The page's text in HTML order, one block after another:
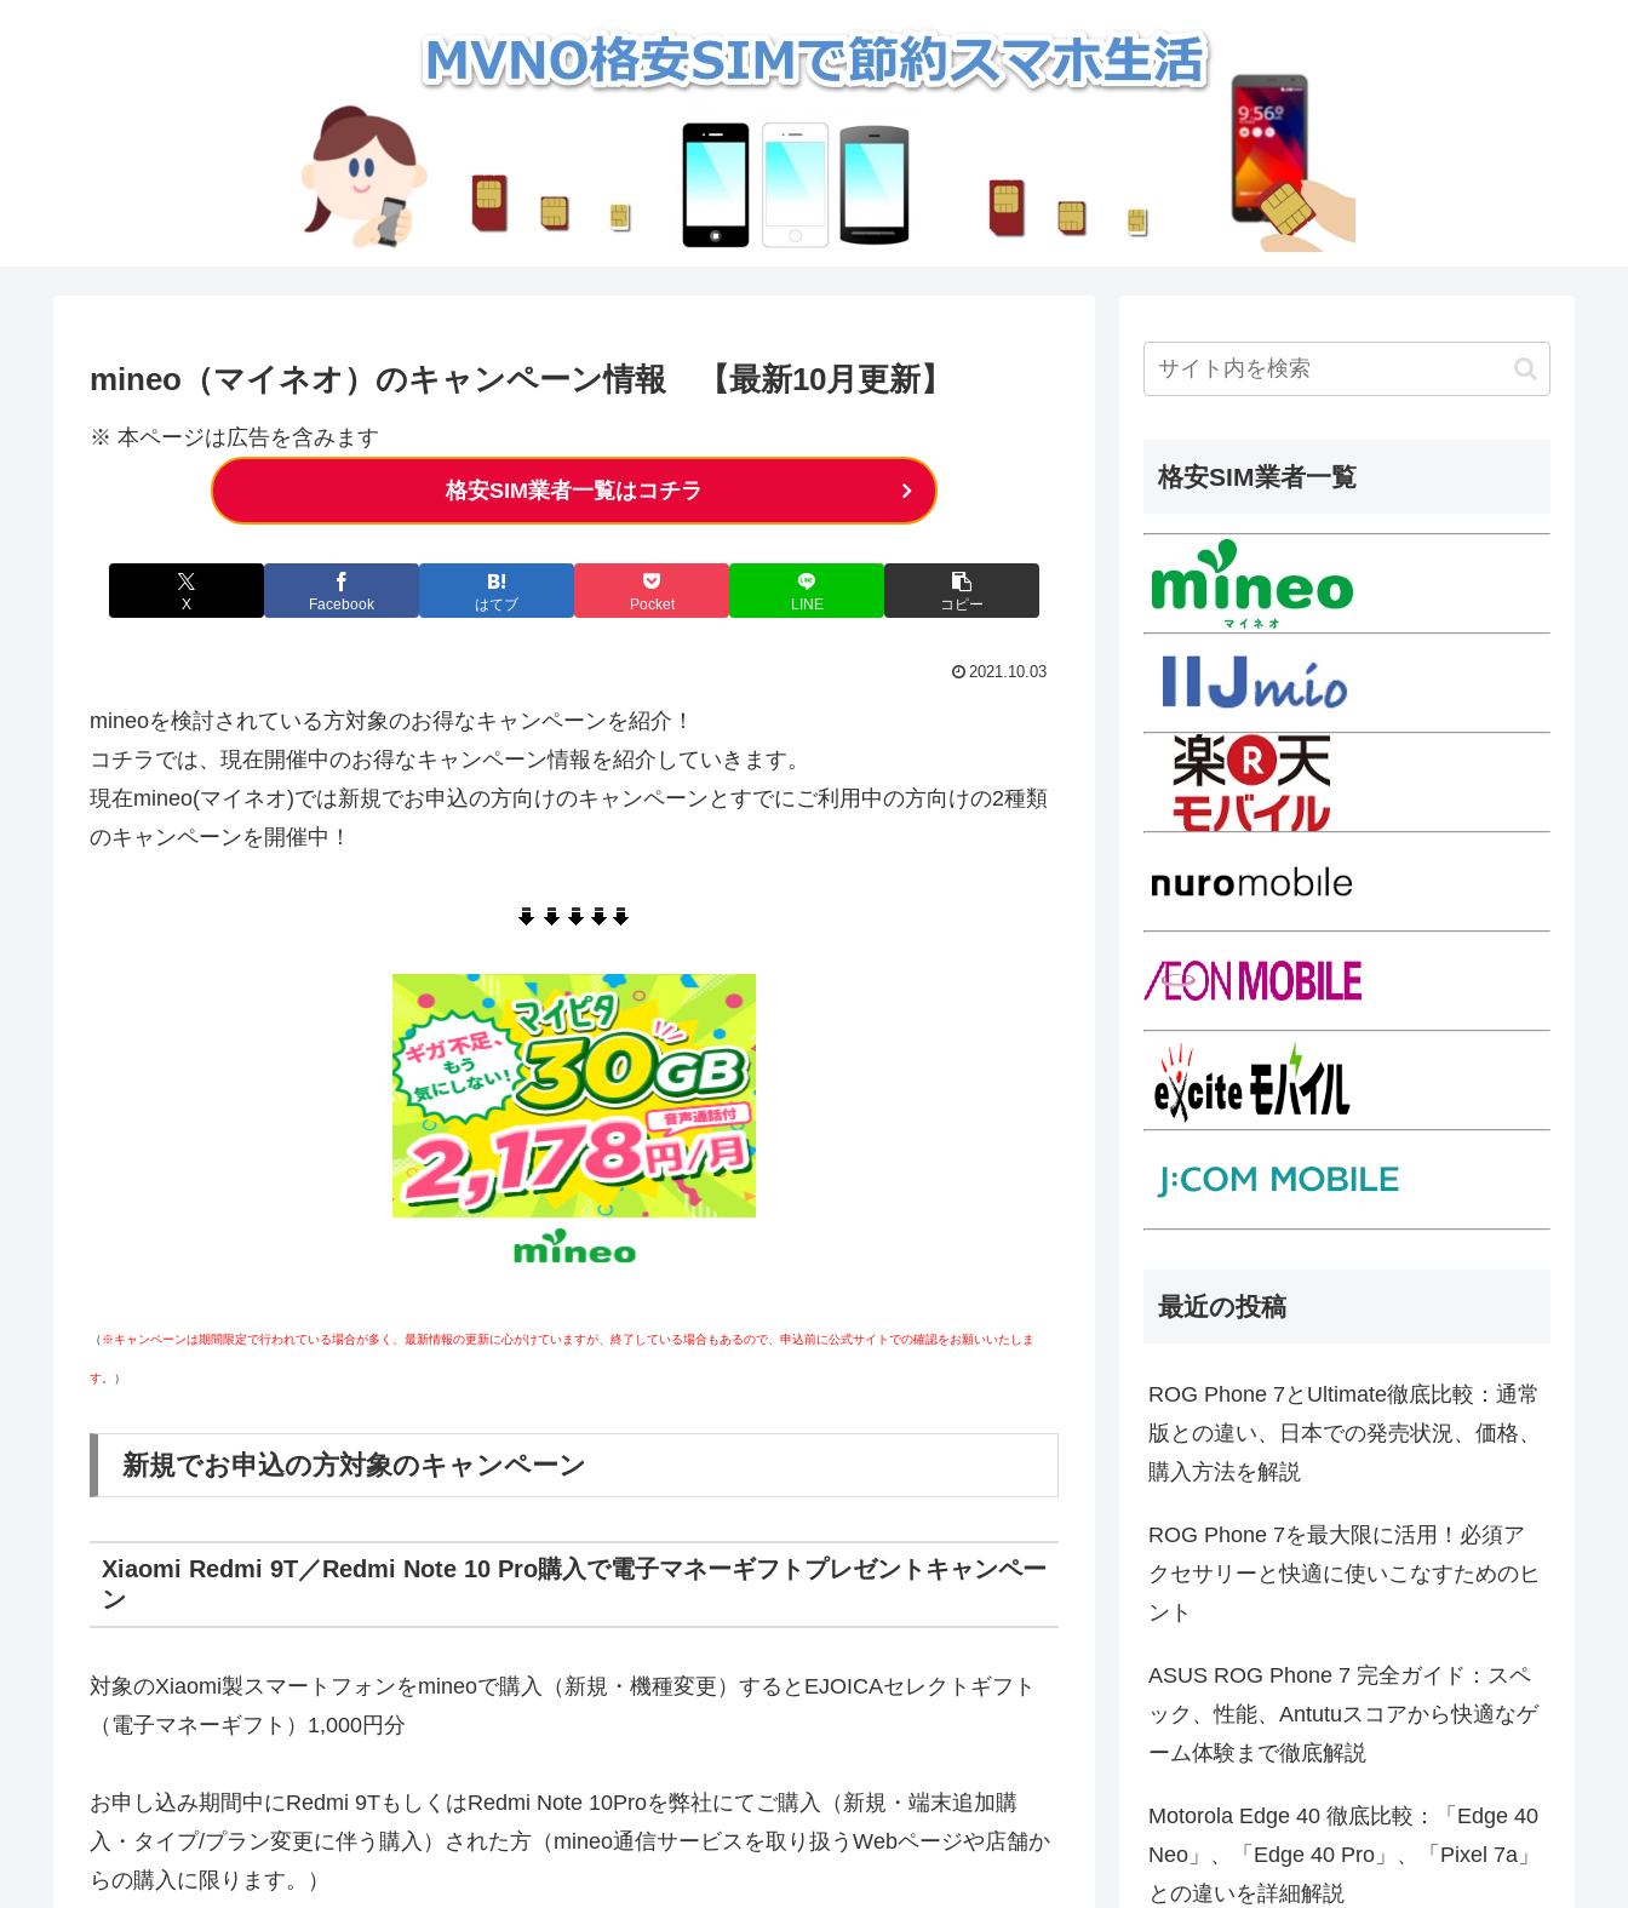
mineo（マイネオ）のキャンペーン情報 【最新10月更新】
※ 本ページは広告を含みます
格安SIM業者一覧はコチラ
X Facebook はてブ Pocket LINE コピー
2021.10.03
mineoを検討されている方対象のお得なキャンペーンを紹介！
コチラでは、現在開催中のお得なキャンペーン情報を紹介していきます。
現在mineo(マイネオ)では新規でお申込の方向けのキャンペーンとすでにご利用中の方向けの2種類
のキャンペーンを開催中！
（※キャンペーンは期間限定で行われている場合が多く、最新情報の更新に心がけていますが、終了している場合もあるので、申込前に公式サイトでの確認をお願いいたしま
す。 ）
新規でお申込の方対象のキャンペーン
Xiaomi Redmi 9T／Redmi Note 10 Pro購入で電子マネーギフトプレゼントキャンペー
ン
対象のXiaomi製スマートフォンをmineoで購入（新規・機種変更）するとEJOICAセレクトギフト
（電子マネーギフト）1,000円分
お申し込み期間中にRedmi 9TもしくはRedmi Note 10Proを弊社にてご購入（新規・端末追加購
入・タイプ/プラン変更に伴う購入）された方（mineo通信サービスを取り扱うWebページや店舗か
らの購入に限ります。）
格安SIM業者一覧
最近の投稿
ROG Phone 7とUltimate徹底比較：通常
版との違い、日本での発売状況、価格、
購入方法を解説
ROG Phone 7を最大限に活用！必須ア
クセサリーと快適に使いこなすためのヒ
ント
ASUS ROG Phone 7 完全ガイド：スペ
ック、性能、Antutuスコアから快適なゲ
ーム体験まで徹底解説
Motorola Edge 40 徹底比較：「Edge 40
Neo」、「Edge 40 Pro」、「Pixel 7a」
との違いを詳細解説